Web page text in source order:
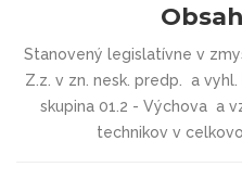
Stanovený legislatívne v
Z.z. v zn. nesk. predp. a vyhl.
skupina 01.2 - Výchova a
technikov v